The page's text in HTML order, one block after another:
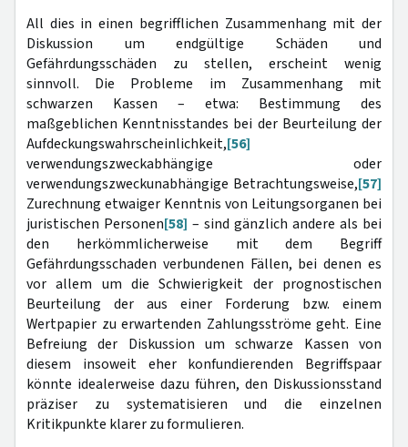
All dies in einen begrifflichen Zusammenhang mit der
Diskussion um endgültige Schäden und
Gefährdungsschäden zu stellen, erscheint wenig
sinnvoll. Die Probleme im Zusammenhang mit
schwarzen Kassen – etwa: Bestimmung des
maßgeblichen Kenntnisstandes bei der Beurteilung der
Aufdeckungswahrscheinlichkeit,[56]
verwendungszweckabhängige oder
verwendungszweckunabhängige Betrachtungsweise,[57]
Zurechnung etwaiger Kenntnis von Leitungsorganen bei
juristischen Personen[58] – sind gänzlich andere als bei
den herkömmlicherweise mit dem Begriff
Gefährdungsschaden verbundenen Fällen, bei denen es
vor allem um die Schwierigkeit der prognostischen
Beurteilung der aus einer Forderung bzw. einem
Wertpapier zu erwartenden Zahlungsströme geht. Eine
Befreiung der Diskussion um schwarze Kassen von
diesem insoweit eher konfundierenden Begriffspaar
könnte idealerweise dazu führen, den Diskussionsstand
präziser zu systematisieren und die einzelnen
Kritikpunkte klarer zu formulieren.